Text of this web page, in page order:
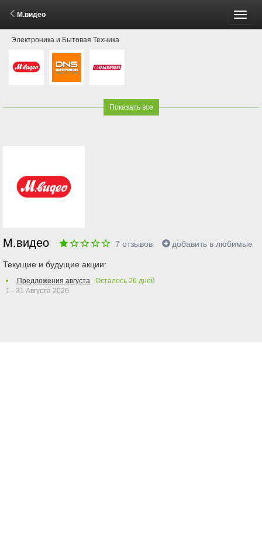
М.видео
Электроника и Бытовая Техника
Показать все
М.видео 7 отзывов добавить в любимые
Текущие и будущие акции:
Предложения августа Осталось 26 дней
1 - 31 Августа 2026